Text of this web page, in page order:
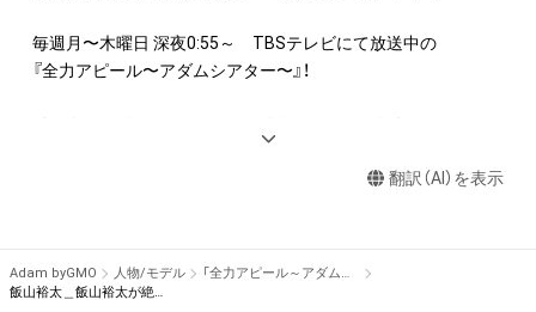
作権を有する方、著作隣接権の権利者またはその管理委託を受
けている者によって保護されています。そのため、本アイテム
・本アイテムの著作権を有する方、著作隣接権の権利者またはそ
の管理委託を受けている者からの事前の同意なしに、上記の「本
せん。)を行うことはできません。
毎週月〜木曜日 深夜0:55～　TBSテレビにて放送中の
『全力アピール〜アダムシアター〜』！
パフォーマンスや特技を、魂を込めて全力アピール！
※本ストア内で出品されるNFTは、Adam byGMOの認定代理店
翻訳（AI）を表示
Adam byGMO 人物/モデル
「全力アピール～アダムシアター～」NFTストア
飯山裕太＿飯山裕太が絶叫コースターに挑戦